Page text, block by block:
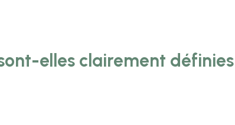
elles clairement